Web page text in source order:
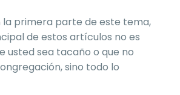
la primera parte de este tema,
de estos artículos no es
usted sea tacaño o que no
sino todo lo